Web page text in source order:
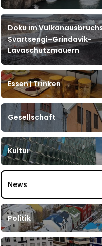
Doku im
Svartsengi-Grindavik-
Lavaschutzmauern
Essen | Trinken
Gesellschaft
Kultur
News
Politik